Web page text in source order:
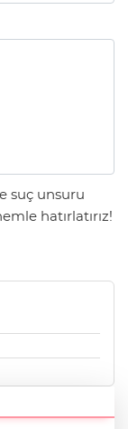
suç unsuru
hatırlatırız!